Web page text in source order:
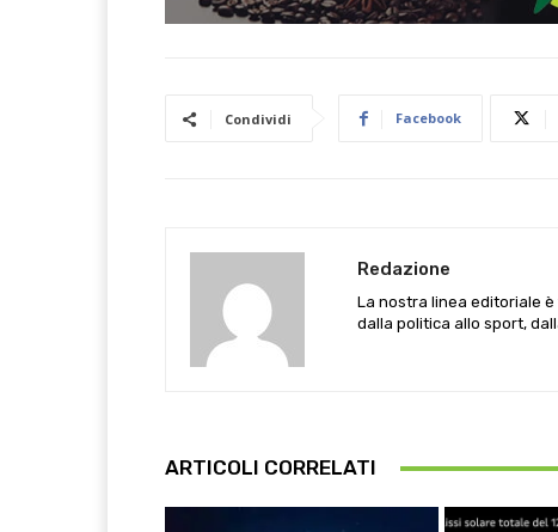
Condividi Facebook
Redazione
La nostra linea editoriale
dalla politica allo sport,
ARTICOLI CORRELATI